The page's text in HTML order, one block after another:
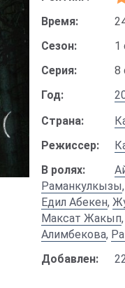
Время:
Сезон:
1
Серия:
8
Год:
Страна:
Режиссер:
В ролях:
Раманкулкызы,
Едил Абекен,
Максат Жакып,
Алимбекова,
Добавлен: